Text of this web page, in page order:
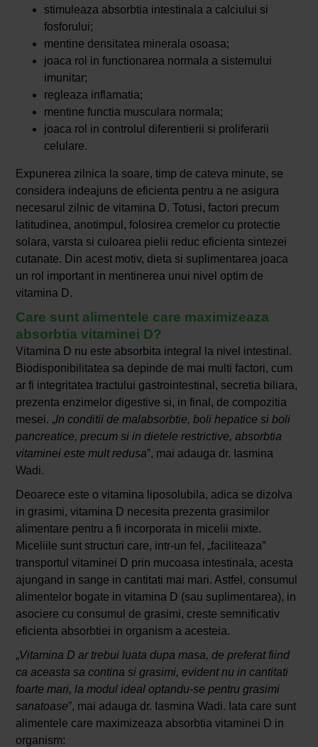
stimuleaza absorbtia intestinala a calciului si
fosforului;
mentine densitatea minerala osoasa;
joaca rol in functionarea normala a sistemului
imunitar;
regleaza inflamatia;
mentine functia musculara normala;
joaca rol in controlul diferentierii si proliferarii
celulare.
Expunerea zilnica la soare, timp de cateva minute, se
considera indeajuns de eficienta pentru a ne asigura
necesarul zilnic de vitamina D. Totusi, factori precum
latitudinea, anotimpul, folosirea cremelor cu protectie
solara, varsta si culoarea pielii reduc eficienta sintezei
cutanate. Din acest motiv, dieta si suplimentarea joaca
un rol important in mentinerea unui nivel optim de
vitamina D.
Care sunt alimentele care maximizeaza
absorbtia vitaminei D?
Vitamina D nu este absorbita integral la nivel intestinal.
Biodisponibilitatea sa depinde de mai multi factori, cum
ar fi integritatea tractului gastrointestinal, secretia biliara,
prezenta enzimelor digestive si, in final, de compozitia
mesei. „In conditii de malabsorbtie, boli hepatice si boli
pancreatice, precum si in dietele restrictive, absorbtia
vitaminei este mult redusa”, mai adauga dr. Iasmina
Wadi.
Deoarece este o vitamina liposolubila, adica se dizolva
in grasimi, vitamina D necesita prezenta grasimilor
alimentare pentru a fi incorporata in micelii mixte.
Miceliile sunt structuri care, intr-un fel, „faciliteaza”
transportul vitaminei D prin mucoasa intestinala, acesta
ajungand in sange in cantitati mai mari. Astfel, consumul
alimentelor bogate in vitamina D (sau suplimentarea), in
asociere cu consumul de grasimi, creste semnificativ
eficienta absorbtiei in organism a acesteia.
„Vitamina D ar trebui luata dupa masa, de preferat fiind
ca aceasta sa contina si grasimi, evident nu in cantitati
foarte mari, la modul ideal optandu-se pentru grasimi
sanatoase”, mai adauga dr. Iasmina Wadi. Iata care sunt
alimentele care maximizeaza absorbtia vitaminei D in
organism: